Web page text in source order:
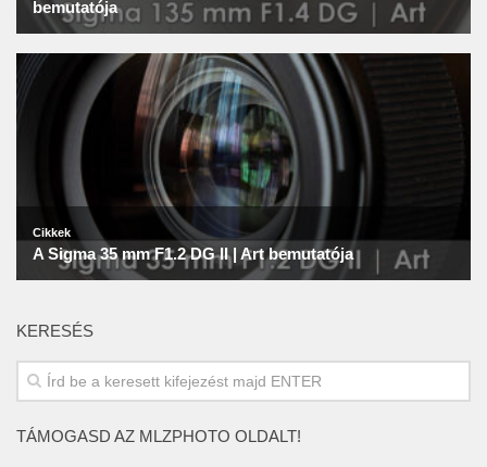
KERESÉS
TÁMOGASD AZ MLZPHOTO OLDALT!